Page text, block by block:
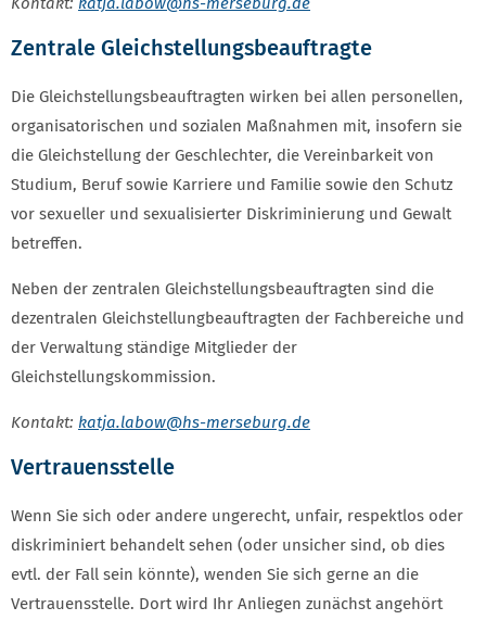
Zentrale Gleichstellungsbeauftragte
Die Gleichstellungsbeauftragten wirken bei allen personellen,
organisatorischen und sozialen Maßnahmen mit, insofern sie
die Gleichstellung der Geschlechter, die Vereinbarkeit von
Studium, Beruf sowie Karriere und Familie sowie den Schutz
vor sexueller und sexualisierter Diskriminierung und Gewalt
betreffen.
Neben der zentralen Gleichstellungsbeauftragten sind die
dezentralen Gleichstellungbeauftragten der Fachbereiche und
der Verwaltung ständige Mitglieder der
Gleichstellungskommission.
Kontakt: katja.labow@hs-merseburg.de
Vertrauensstelle
Wenn Sie sich oder andere ungerecht, unfair, respektlos oder
diskriminiert behandelt sehen (oder unsicher sind, ob dies
evtl. der Fall sein könnte), wenden Sie sich gerne an die
Vertrauensstelle. Dort wird Ihr Anliegen zunächst angehört